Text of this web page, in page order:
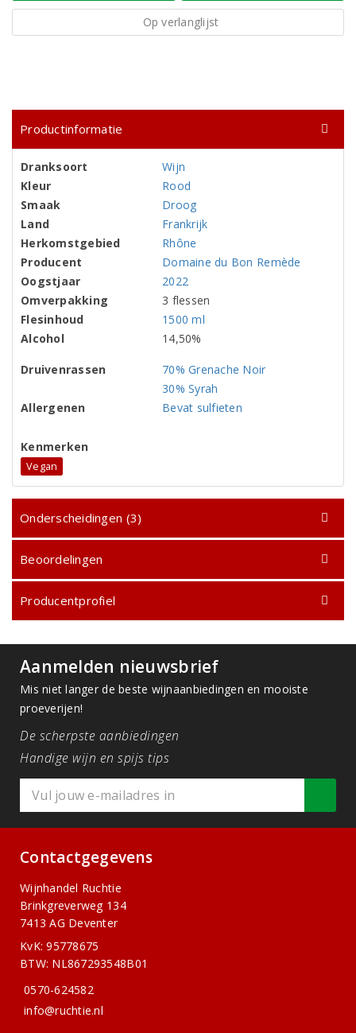
Op verlanglijst
Productinformatie
Dranksoort
Wijn
Kleur
Rood
Smaak
Droog
Land
Frankrijk
Herkomstgebied
Rhône
Producent
Domaine du Bon Remède
Oogstjaar
2022
Omverpakking
3 flessen
Flesinhoud
1500 ml
Alcohol
14,50%
Druivenrassen
70% Grenache Noir
30% Syrah
Allergenen
Bevat sulfieten
Kenmerken
Vegan
Onderscheidingen (3)
Beoordelingen
Producentprofiel
Aanmelden nieuwsbrief
Mis niet langer de beste wijnaanbiedingen en mooiste
proeverijen!
De scherpste aanbiedingen
Handige wijn en spijs tips
Contactgegevens
Wijnhandel Ruchtie
Brinkgreverweg 134
7413 AG Deventer
KvK: 95778675
BTW: NL867293548B01
0570-624582
info@ruchtie.nl